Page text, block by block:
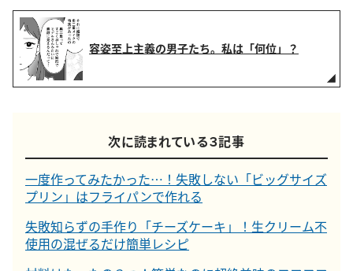
容姿至上主義の男子たち。私は「何位」？
次に読まれている３記事
一度作ってみたかった…！失敗しない「ビッグサイズ
プリン」はフライパンで作れる
失敗知らずの手作り「チーズケーキ」！生クリーム不
使用の混ぜるだけ簡単レシピ